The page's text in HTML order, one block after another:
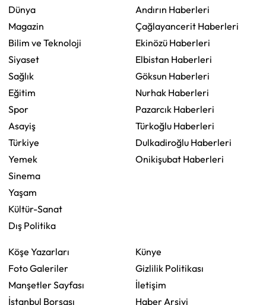
Dünya
Magazin
Bilim ve Teknoloji
Siyaset
Sağlık
Eğitim
Spor
Asayiş
Türkiye
Yemek
Sinema
Yaşam
Kültür-Sanat
Dış Politika
Andırın Haberleri
Çağlayancerit Haberleri
Ekinözü Haberleri
Elbistan Haberleri
Göksun Haberleri
Nurhak Haberleri
Pazarcık Haberleri
Türkoğlu Haberleri
Dulkadiroğlu Haberleri
Onikişubat Haberleri
Köşe Yazarları
Foto Galeriler
Manşetler Sayfası
İstanbul Borsası
Künye
Gizlilik Politikası
İletişim
Haber Arşivi